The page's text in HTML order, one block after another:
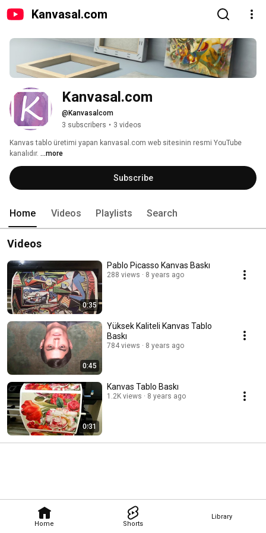
Kanvasal.com
Home Shorts
Library
Kanvasal.com
@Kanvasalcom
3 subscribers • 3 videos
Kanvas tablo üretimi yapan kanvasal.com web sitesinin resmi YouTube
kanalıdır. ...more
Subscribe
Home Videos Playlists Search
Videos
0:35
Pablo Picasso Kanvas Baskı
288 views 8 years ago
0:45
Yüksek Kaliteli Kanvas Tablo
Baskı
784 views 8 years ago
0:31
Kanvas Tablo Baskı
1.2K views 8 years ago